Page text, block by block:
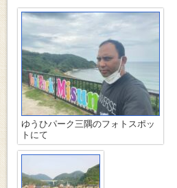
ゆうひパーク三隅のフォトスポッ
トにて